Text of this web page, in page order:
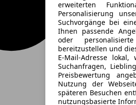
erweiterten
Personalisierung
Suchvorgänge bei
Ihnen passende
oder
bereitzustellen und
E-Mail-Adresse
Suchanfragen,
Preisbewertung
Nutzung der
späteren Besuchen
nutzungsbasierte